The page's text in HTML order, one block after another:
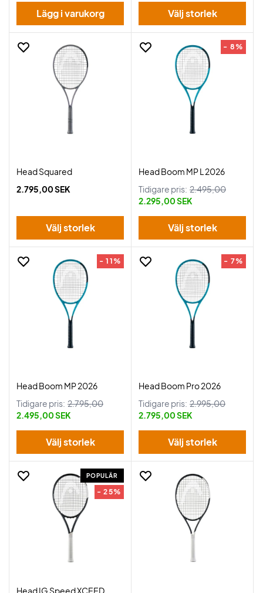
Lägg i varukorg Välj storlek
Head Squared
2.795,00 SEK
Välj storlek
- 8%
Head Boom MP L 2026
Tidigare pris: 2.495,00
2.295,00 SEK
Välj storlek
- 11%
Head Boom MP 2026
Tidigare pris: 2.795,00
2.495,00 SEK
Välj storlek
- 7%
Head Boom Pro 2026
Tidigare pris: 2.995,00
2.795,00 SEK
Välj storlek
POPULÄR
- 25%
Head IG Speed XCEED